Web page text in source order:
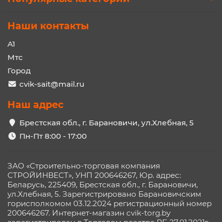
Наши контакты
A1
Мтс
Город
cvik-sait@mail.ru
Наш адрес
Брестская обл., г. Барановичи, ул.Хлебная, 5
Пн-Пт 8:00 - 17:00
ЗАО «Строительно-торговая компания
СТРОЙИНВЕСТ», УНП 200646267, Юр. адрес:
Беларусь, 225409, Брестская обл., г. Барановичи,
ул.Хлебная, 5. Зарегистрировано Барановичским
горисполкомом 03.12.2024 регистрационный номер
200646267. Интернет-магазин cvik-torg.by